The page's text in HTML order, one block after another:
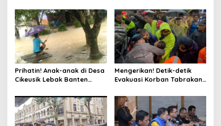
i
o
n
di Palmerah Jakbar
Prihatin! Anak-anak di Desa
Cikeusik Lebak Banten
Tergenang Banjir
Mengerikan! Detik-detik
Evakuasi Korban Tabrakan